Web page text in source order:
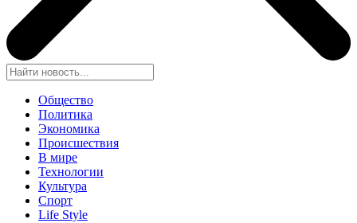
Общество
Политика
Экономика
Происшествия
В мире
Технологии
Культура
Спорт
Life Style